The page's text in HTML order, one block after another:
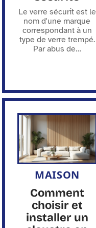
Le verre sécurit est le
nom d'une marque
correspondant à un
type de verre trempé.
Par abus de…
MAISON
Comment
choisir et
installer un